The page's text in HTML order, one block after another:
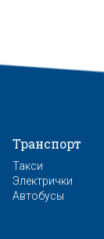
Транспорт
Такси
Электрички
Автобусы